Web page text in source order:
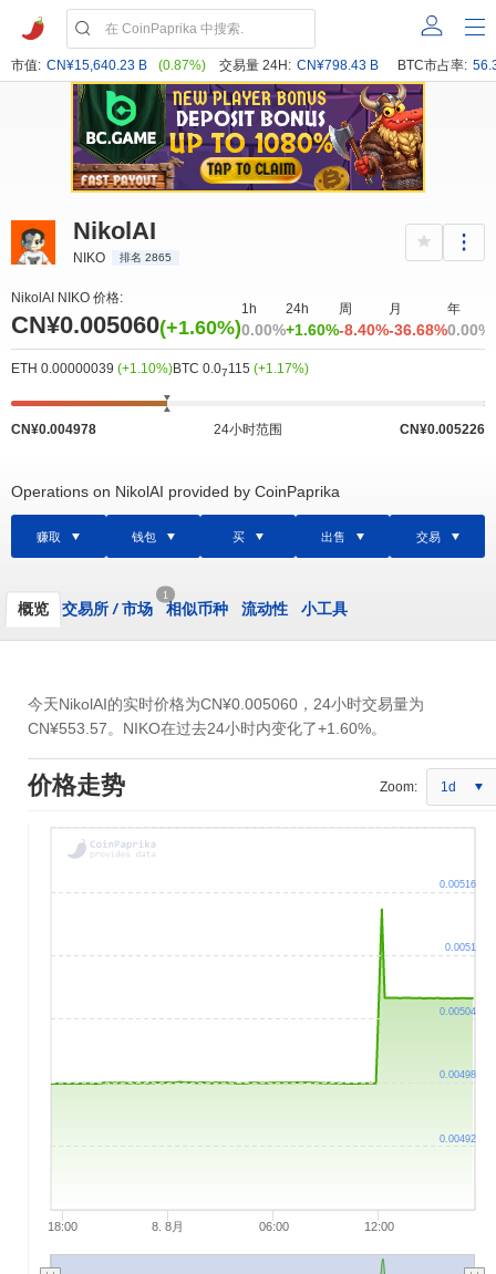
市值: CN¥15,640.23 B (0.87%) 交易量 24H: CN¥798.43 B BTC市占率:
NikolAI
NIKO 排名 2865
NikolAI NIKO 价格:
CN¥0.005060(+1.60%)
1h
0.00%
24h
+1.60%
周
-8.40%
月
-36.68%
年
0.00%
ETH 0.00000039 (+1.10%)BTC 0.07115 (+1.17%)
CN¥0.004978 24小时范围 CN¥0.005226
Operations on NikolAI provided by CoinPaprika
赚取 钱包 买 出售 交易
概览 交易所 /市场
1
相似币种 流动性 小工具
今天NikolAI的实时价格为CN¥0.005060 ，24小时交易量为
CN¥553.57。NIKO在过去24小时内变化了+1.60%。
价格走势 Zoom: 1d
18:00 8. 8月 06:00 12:00
0.00492
0.00498
0.00504
0.0051
0.00516